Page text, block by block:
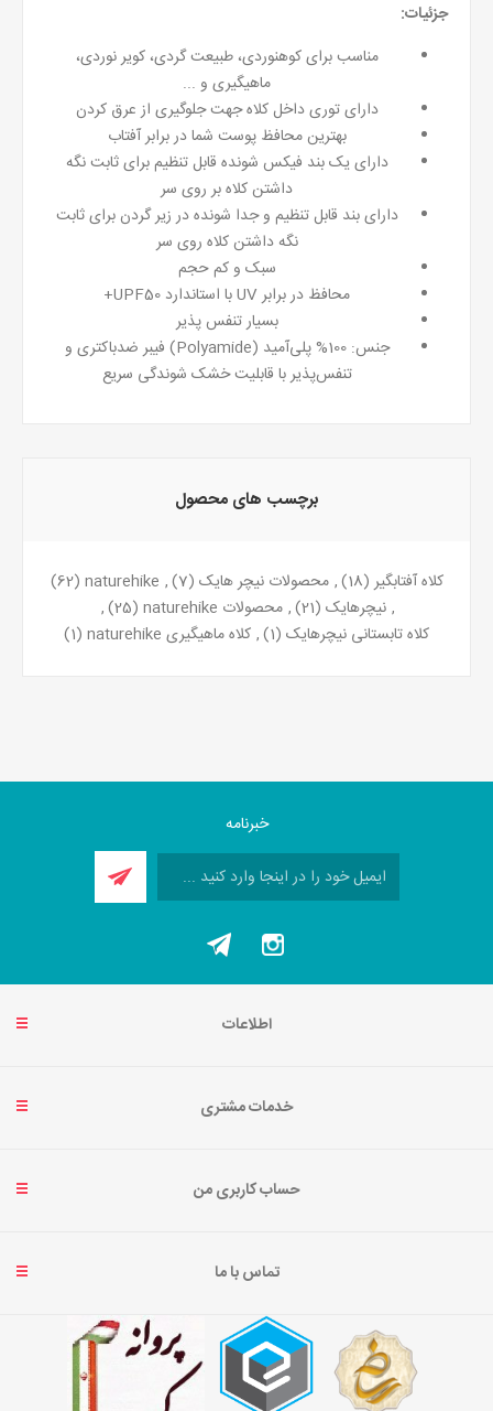
جزئیات:
مناسب برای کوهنوردی، طبیعت گردی، کویر نوردی،
ماهیگیری و ...
دارای توری داخل کلاه جهت جلوگیری از عرق کردن
بهترین محافظ پوست شما در برابر آفتاب
دارای یک بند فیکس شونده قابل تنظیم برای ثابت نگه
داشتن کلاه بر روی سر
دارای بند قابل تنظیم و جدا شونده در زیر گردن برای ثابت
نگه داشتن کلاه روی سر
سبک و کم حجم
محافظ در برابر UV با استاندارد UPF50+
بسیار تنفس پذیر
جنس: 100% پلی‌آمید (Polyamide) فیبر ضدباکتری و
تنفس‌پذیر با قابلیت خشک شوندگی سریع
برچسب های محصول
کلاه آفتابگیر(18)
, محصولات نیچر هایک (7)
,
naturehike
(62)
, نیچرهایک (21)
, محصولات naturehike (25)
,
کلاه تابستانی نیچرهایک (1)
, کلاه ماهیگیری naturehike (1)
خبرنامه
اطلاعات
خدمات مشتری
حساب کاربری من
تماس با ما